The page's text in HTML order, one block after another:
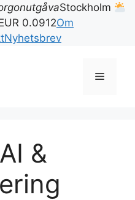
Stockholm
0.0912Om
Nyhetsbrev
Meny
&